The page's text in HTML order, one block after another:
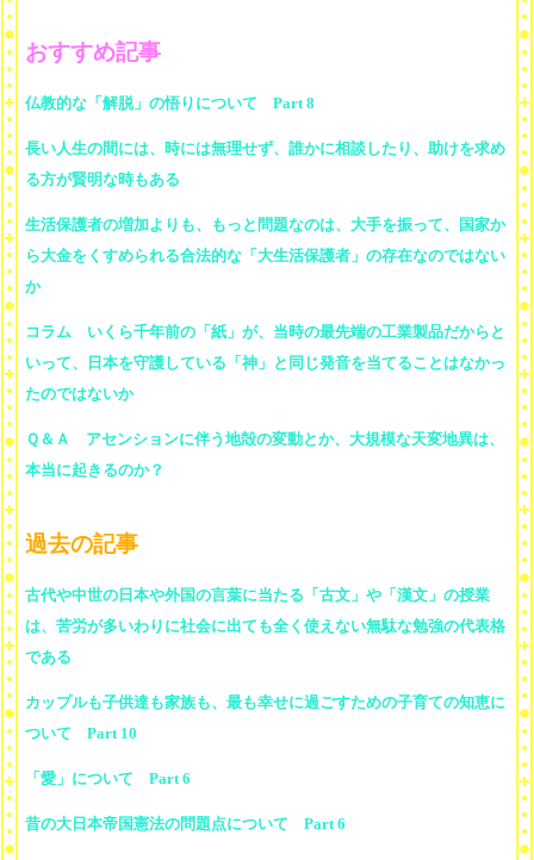
おすすめ記事
仏教的な「解脱」の悟りについて Part 8
長い人生の間には、時には無理せず、誰かに相談したり、助けを求め
る方が賢明な時もある
生活保護者の増加よりも、もっと問題なのは、大手を振って、国家か
ら大金をくすめられる合法的な「大生活保護者」の存在なのではない
か
コラム いくら千年前の「紙」が、当時の最先端の工業製品だからと
いって、日本を守護している「神」と同じ発音を当てることはなかっ
たのではないか
Ｑ＆Ａ アセンションに伴う地殻の変動とか、大規模な天変地異は、
本当に起きるのか？
過去の記事
古代や中世の日本や外国の言葉に当たる「古文」や「漢文」の授業
は、苦労が多いわりに社会に出ても全く使えない無駄な勉強の代表格
である
カップルも子供達も家族も、最も幸せに過ごすための子育ての知恵に
ついて Part 10
「愛」について Part 6
昔の大日本帝国憲法の問題点について Part 6